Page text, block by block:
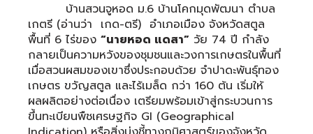
บ้านสวนจูหอด ม.6 บ้านโคกมุดพัฒนา ตำบล
เกตรี (อ่านว่า เกด-ตรี) อำเภอเมือง จังหวัดสตูล
พื้นที่ 6 ไร่ของ “นายหอด แดสา” วัย 74 ปี กำลัง
กลายเป็นความหวังของชุมชนและวงการเกษตรในพื้นที่
เมื่อสวนผสมของเขาซึ่งประกอบด้วย จำปาดะพันธุ์ทอง
เกษตร ขวัญสตูล และไร้เมล็ด กว่า 160 ต้น เริ่มให้
ผลผลิตอย่างต่อเนื่อง เตรียมพร้อมเข้าสู่กระบวนการ
ขึ้นทะเบียนพืชเศรษฐกิจ GI (Geographical